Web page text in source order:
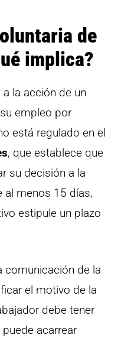
de
implica?
a la acción de un
empleo por
está regulado en el
, que establece que
su decisión a la
al menos 15 días,
estipule un plazo
comunicación de la
el motivo de la
debe tener
acarrear